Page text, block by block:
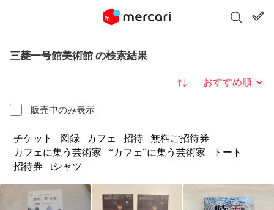
三菱一号館美術館 の検索結果
販売中のみ表示
並び替え
チケット 図録 カフェ 招待
無料ご招待券
カフェに集う芸術家
“カフェ”に集う芸術家
トート
招待券
tシャツ